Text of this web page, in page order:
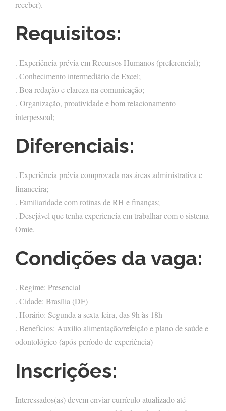
receber).
Requisitos:
. Experiência prévia em Recursos Humanos (preferencial);
. Conhecimento intermediário de Excel;
. Boa redação e clareza na comunicação;
. Organização, proatividade e bom relacionamento
interpessoal;
Diferenciais:
. Experiência prévia comprovada nas áreas administrativa e
financeira;
. Familiaridade com rotinas de RH e finanças;
. Desejável que tenha experiencia em trabalhar com o sistema
Omie.
Condições da vaga:
. Regime: Presencial
. Cidade: Brasília (DF)
. Horário: Segunda a sexta-feira, das 9h às 18h
. Benefícios: Auxílio alimentação/refeição e plano de saúde e
odontológico (após período de experiência)
Inscrições:
Interessados(as) devem enviar currículo atualizado até